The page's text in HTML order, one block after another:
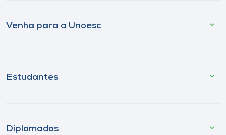
Venha para a Unoesc
Estudantes
Diplomados